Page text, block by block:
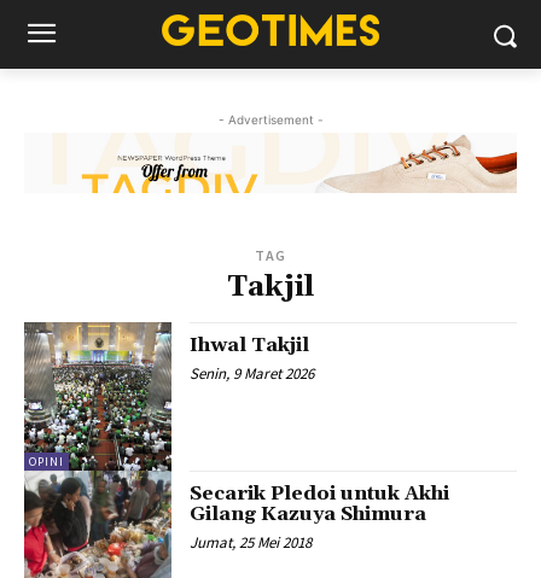
- Advertisement -
TAG
Takjil
OPINI
Ihwal Takjil
Senin, 9 Maret 2026
Secarik Pledoi untuk Akhi
Gilang Kazuya Shimura
Jumat, 25 Mei 2018